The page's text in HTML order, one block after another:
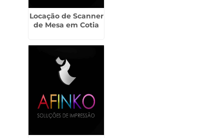
Locação de Scanner
de Mesa em Cotia